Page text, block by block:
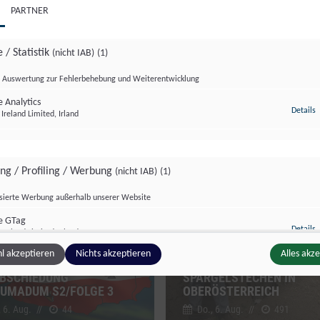
S2/FOLGE 3
6. Aug. // 44
SPARGELSTECHEN IN
OBERÖSTERREICH
Do., 6. Aug. 491
PARTNER
/ Statistik (nicht IAB) (1)
Auswertung zur Fehlerbehebung und Weiterentwicklung
Analytics
Ireland Limited, Irland Details
/ Profiling / Werbung (nicht IAB) (1)
Werbung außerhalb unserer Website
GTag
Ireland Limited, Irland Details
Inhalte(nicht IAB)
(2)
zusätzlicher Informationen
akzeptieren Nichts akzeptieren Alles